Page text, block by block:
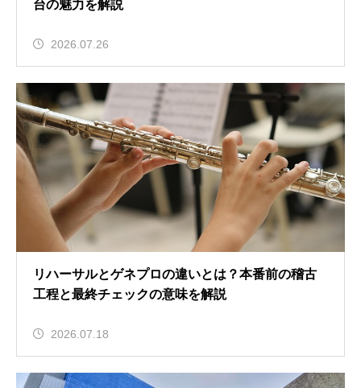
台の魅力を解説
2026.07.26
リハーサルとゲネプロの違いとは？本番前の稽古
工程と最終チェックの意味を解説
2026.07.18